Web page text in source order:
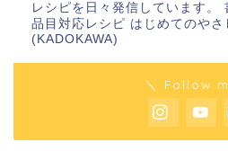
レシピを日々発信しています。
品目対応レシピ はじめてのやさ
(KADOKAWA)
＼ Follow